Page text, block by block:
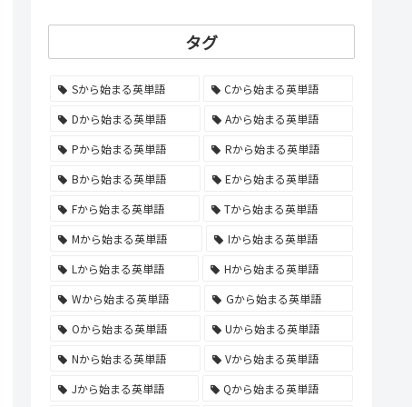
タグ
Sから始まる英単語
Cから始まる英単語
Dから始まる英単語
Aから始まる英単語
Pから始まる英単語
Rから始まる英単語
Bから始まる英単語
Eから始まる英単語
Fから始まる英単語
Tから始まる英単語
Mから始まる英単語
Iから始まる英単語
Lから始まる英単語
Hから始まる英単語
Wから始まる英単語
Gから始まる英単語
Oから始まる英単語
Uから始まる英単語
Nから始まる英単語
Vから始まる英単語
Jから始まる英単語
Qから始まる英単語